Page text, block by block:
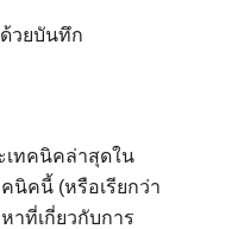
วยบันทึก
เทคนิคล่าสุดใน
นิคนี้ (หรือเรียกว่า
าที่เกี่ยวกับการ